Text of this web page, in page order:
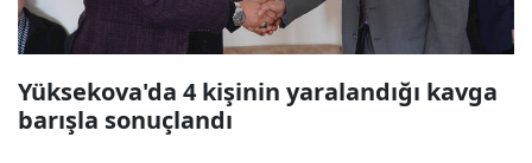
Yüksekova'da 4 kişinin yaralandığı kavga
barışla sonuçlandı